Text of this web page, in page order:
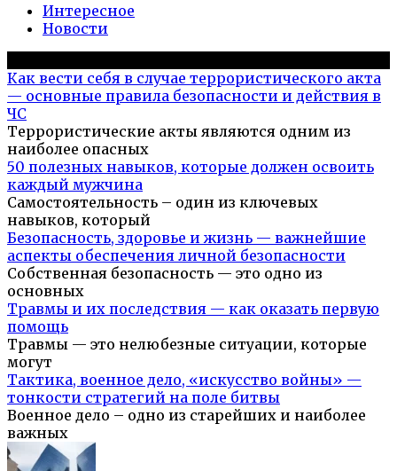
Интересное
Новости
Как вести себя в случае террористического акта
— основные правила безопасности и действия в
ЧС
Террористические акты являются одним из
наиболее опасных
50 полезных навыков, которые должен освоить
каждый мужчина
Самостоятельность – один из ключевых
навыков, который
Безопасность, здоровье и жизнь — важнейшие
аспекты обеспечения личной безопасности
Собственная безопасность — это одно из
основных
Травмы и их последствия — как оказать первую
помощь
Травмы — это нелюбезные ситуации, которые
могут
Тактика, военное дело, «искусство войны» —
тонкости стратегий на поле битвы
Военное дело – одно из старейших и наиболее
важных